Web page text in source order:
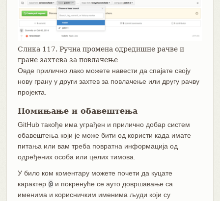
Слика 117. Ручна промена одредишне рачве и
гране захтева за повлачење
Овде прилично лако можете навести да спајате своју
нову грану у други захтев за повлачење или другу рачву
пројекта.
Помињање и обавештења
GitHub такође има уграђен и прилично добар систем
обавештења који је може бити од користи када имате
питања или вам треба повратна информација од
одређених особа или целих тимова.
У било ком коментару можете почети да куцате
карактер @ и покренуће се ауто довршавање са
именима и корисничким именима људи који су